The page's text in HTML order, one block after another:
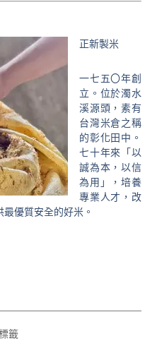
正新製米
一七五〇年創
立。位於濁水
溪源頭，素有
台灣米倉之稱
的彰化田中。
七十年來「以
誠為本，以信
為用」，培養
專業人才，改
優質安全的好米。
籤